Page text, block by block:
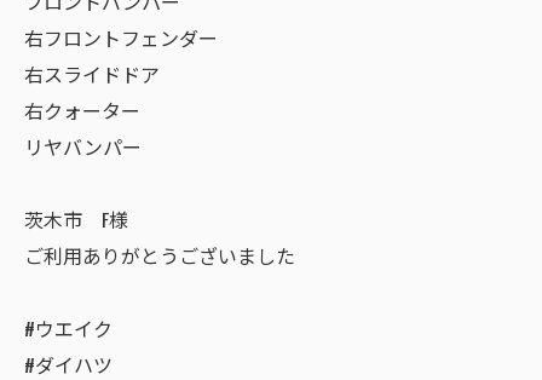
右フロントフェンダー
右スライドドア
右クォーター
リヤバンパー
茨木市 F様
ご利用ありがとうございました
#ウエイク
#ダイハツ